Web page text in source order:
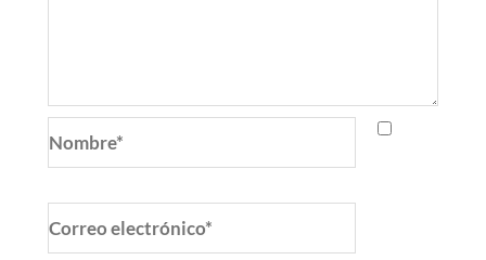
electrónico*